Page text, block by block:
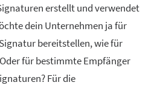
erstellt und verwendet
dein Unternehmen ja für
bereitstellen, wie für
für bestimmte Empfänger
Für die